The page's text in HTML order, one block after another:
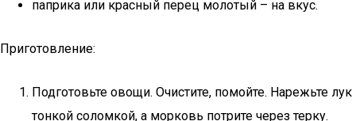
паприка или красный перец молотый – на вкус.
Приготовление:
Подготовьте овощи. Очистите, помойте. Нарежьте лук
тонкой соломкой, а морковь потрите через терку.